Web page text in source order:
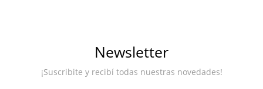
Newsletter
¡Suscribite y recibí todas nuestras novedades!